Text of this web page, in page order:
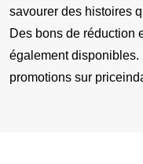
savourer des histoires
Des bons de réduction
également disponibles.
promotions sur